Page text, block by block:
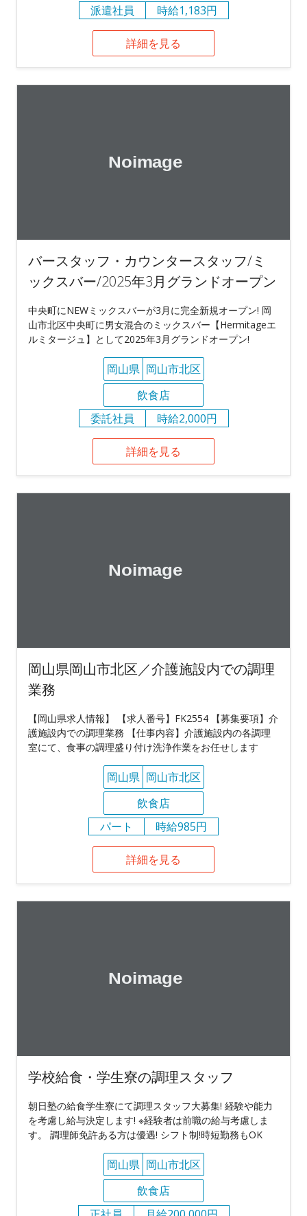
派遣社員
時給1,183円
詳細を見る
バースタッフ・カウンタースタッフ/ミ
ックスバー/2025年3月グランドオープン
中央町にNEWミックスバーが3月に完全新規オープン! 岡
山市北区中央町に男女混合のミックスバー【Hermitageエ
ルミタージュ】として2025年3月グランドオープン!
岡山県 岡山市北区
飲食店
委託社員
時給2,000円
詳細を見る
岡山県岡山市北区／介護施設内での調理
業務
【岡山県求人情報】 【求人番号】FK2554 【募集要項】介
護施設内での調理業務 【仕事内容】介護施設内の各調理
室にて、食事の調理盛り付け洗浄作業をお任せします
岡山県 岡山市北区
飲食店
パート
時給985円
詳細を見る
学校給食・学生寮の調理スタッフ
朝日塾の給食学生寮にて調理スタッフ大募集! 経験や能力
を考慮し給与決定します! ※経験者は前職の給与考慮しま
す。 調理師免許ある方は優遇! シフト制!時短勤務もOK
岡山県 岡山市北区
飲食店